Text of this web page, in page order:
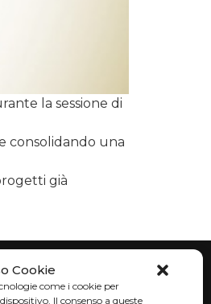
Cookie
come i cookie per
Il consenso a queste
la sessione di
consolidando una
già